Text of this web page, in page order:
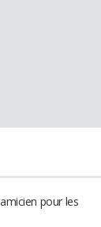
pour les